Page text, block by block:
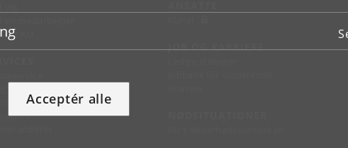
Acceptér alle
KU
JOB OG KARRIERE